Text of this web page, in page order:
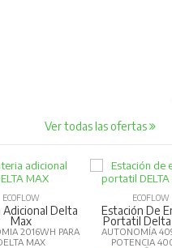
Ver todas las ofertas
ECOFLOW
Adicional Delta
Max
2016WH PARA
MAX
ECOFLOW
Estación De
Portatil Delta
AUTONOMÍA
POTENCIA